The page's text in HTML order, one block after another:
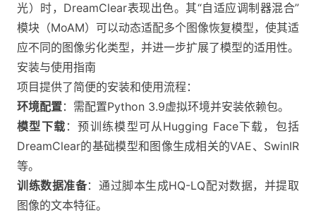
光）时，DreamClear表现出色。其“自适应调制器混合”
模块（MoAM）可以动态适配多个图像恢复模型，使其适
应不同的图像劣化类型，并进一步扩展了模型的适用性​。
安装与使用指南
项目提供了简便的安装和使用流程：
环境配置：需配置Python 3.9虚拟环境并安装依赖包。
模型下载 ：预训练模型可从Hugging Face下载，包括
DreamClear的基础模型和图像生成相关的VAE、SwinIR
等。
训练数据准备：通过脚本生成HQ-LQ配对数据，并提取
图像的文本特征。